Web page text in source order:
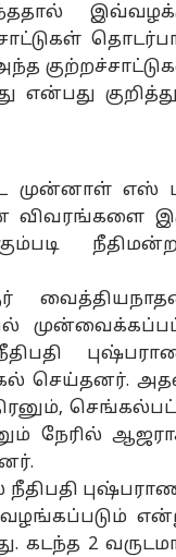
என்பது
முன்னாள் எஸ்
விவரங்களை
செய்தனர்.
நேரில்
கடந்த 2